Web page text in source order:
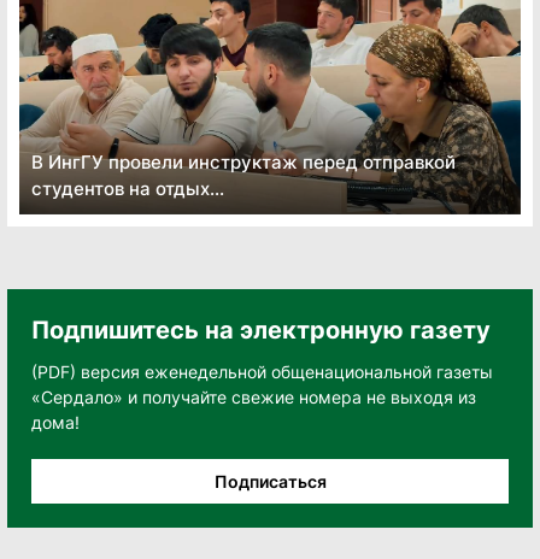
В ИнгГУ провели инструктаж перед отправкой
студентов на отдых...
Подпишитесь на электронную газету
(PDF) версия еженедельной общенациональной газеты
«Сердало» и получайте свежие номера не выходя из
дома!
Подписаться